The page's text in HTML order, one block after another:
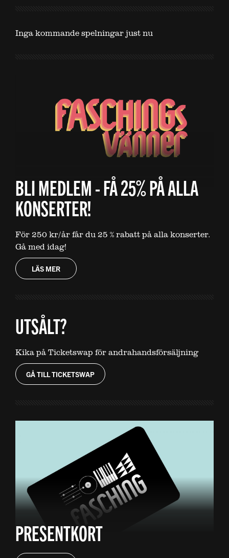
Inga kommande spelningar just nu
BLI MEDLEM - FÅ 25% PÅ ALLA
KONSERTER!
För 250 kr/år får du 25 % rabatt på alla konserter.
Gå med idag!
LÄS MER
UTSÅLT?
Kika på Ticketswap för andrahandsförsäljning
GÅ TILL TICKETSWAP
PRESENTKORT